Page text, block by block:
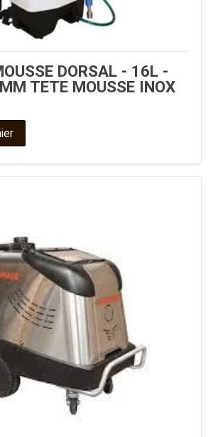
DORSAL - 16L -
TETE MOUSSE INOX